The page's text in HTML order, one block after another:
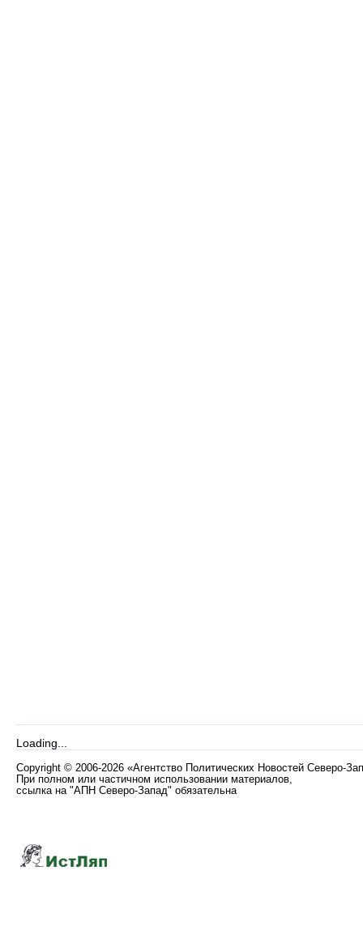
Loading...
Copyright © 2006-2026 «Агентство Политических Новостей Северо-
При полном или частичном использовании материалов,
ссылка на "АПН Северо-Запад" обязательна